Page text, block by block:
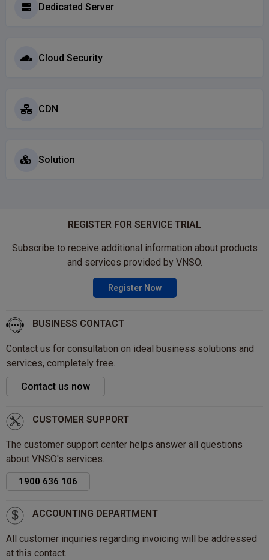
Dedicated Server
Cloud Security
CDN
Solution
REGISTER FOR SERVICE TRIAL
Subscribe to receive additional information about products
and services provided by VNSO.
Register Now
BUSINESS CONTACT
Contact us for consultation on ideal business solutions and
services, completely free.
Contact us now
CUSTOMER SUPPORT
The customer support center helps answer all questions
about VNSO's services.
1900 636 106
ACCOUNTING DEPARTMENT
All customer inquiries regarding invoicing will be addressed
at this contact.